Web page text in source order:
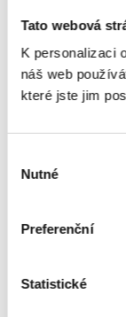
Tato webová
K personalizaci
náš web
které jste jim
souhlasu
Nutné
Preferenční
Statistické